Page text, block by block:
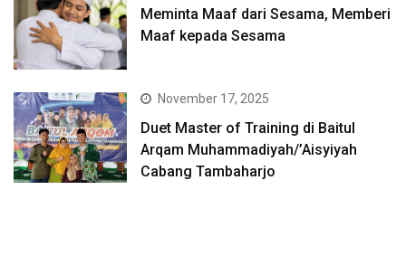
Meminta Maaf dari Sesama, Memberi
Maaf kepada Sesama
November 17, 2025
Duet Master of Training di Baitul
Arqam Muhammadiyah/’Aisyiyah
Cabang Tambaharjo